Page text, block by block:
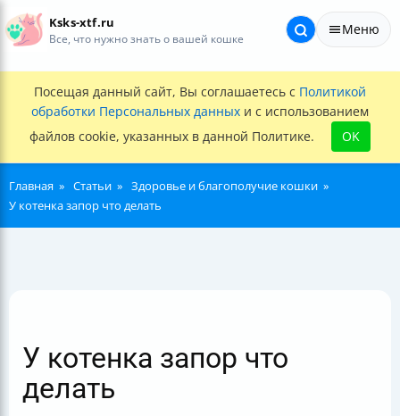
Ksks-xtf.ru
Все, что нужно знать о вашей кошке
Меню
Посещая данный сайт, Вы соглашаетесь с Политикой
обработки Персональных данных и с использованием
файлов cookie, указанных в данной Политике.
OK
Главная Статьи
Здоровье и благополучие кошки
У котенка запор что делать
У котенка запор что
делать